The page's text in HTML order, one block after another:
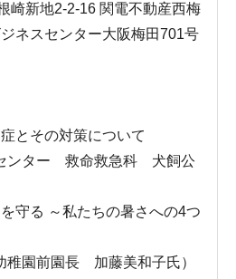
崎新地2-2-16 関電不動産西梅
ネスセンター大阪梅田701号
とその対策について
ンター 救命救急科 犬飼公
守る ～私たちの暑さへの4つ
園前園長 加藤美和子氏）